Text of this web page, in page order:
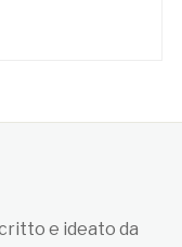
e ideato da